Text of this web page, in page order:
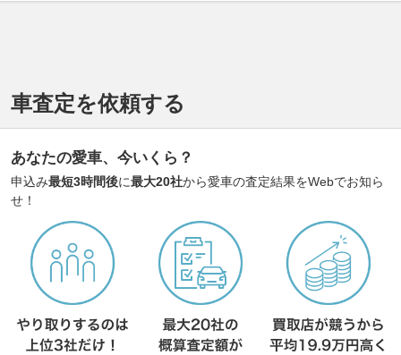
車査定を依頼する
あなたの愛車、今いくら？
申込み最短3時間後に最大20社から愛車の査定結果をWebでお知ら
せ！